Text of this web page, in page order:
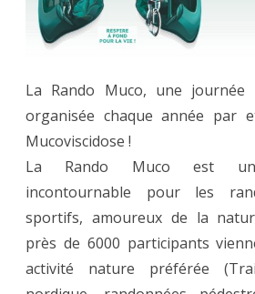
La Rando Muco, une
organisée chaque année par
Mucoviscidose !
La Rando Muco est
incontournable pour les
sportifs, amoureux de la
près de 6000 participants
activité nature préférée